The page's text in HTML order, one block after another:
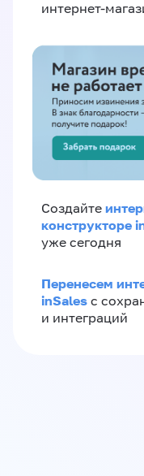
интернет-
Создайте
конструкторе
уже сегодня
Перенесем
inSales с
и интеграций